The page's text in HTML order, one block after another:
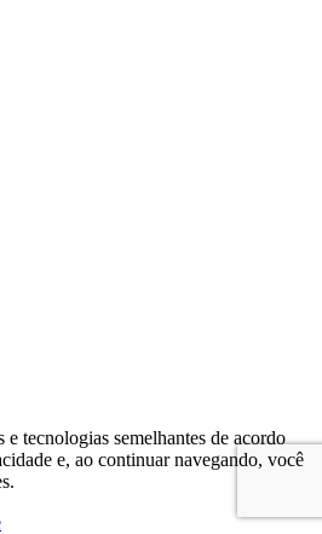
tecnologias semelhantes de acordo
e, ao continuar navegando, você